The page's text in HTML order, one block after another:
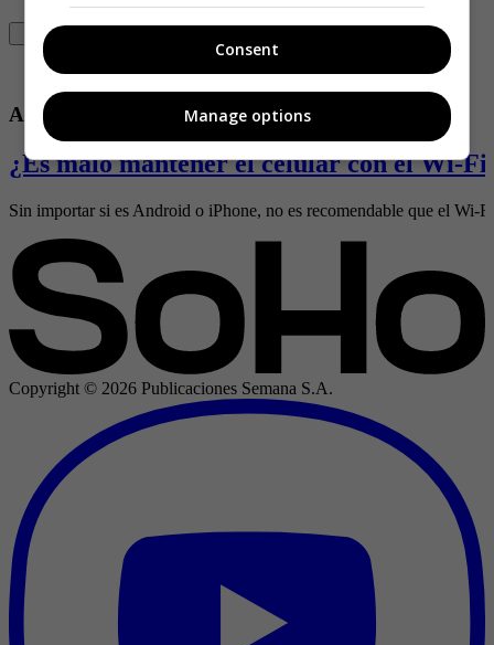
Actualidad
¿Es malo mantener el celular con el Wi-Fi
Sin importar si es Android o iPhone, no es recomendable que el Wi-
Copyright © 2026 Publicaciones Semana S.A.
Consent
Manage options